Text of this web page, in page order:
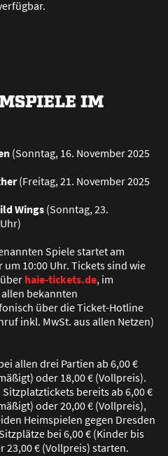
IM
(Sonntag, 16. November 2025
(Freitag, 21. November 2025
Wings (Sonntag, 23.
Spiele startet am
10:00 Uhr. Tickets sind wie
haie-tickets.de, im
allen bekannten
über die Ticket-Hotline
inkl. MwSt. aus allen Netzen)
allen drei Partien ab 6,00 €
ßigt) oder 18,00 € (Vollpreis).
bereits ab 6,00 €
ßigt) oder 20,00 € (Vollpreis),
Heimspielen gegen Dresden
bei 6,00 € (Kinder bis
23,00 € (Vollpreis) starten.